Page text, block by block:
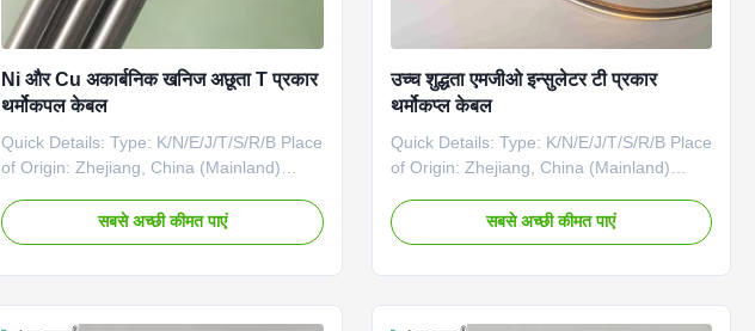
Ni और Cu अकार्बनिक खनिज अछूता T प्रकार
थर्मोकपल केबल
Quick Details: Type: K/N/E/J/T/S/R/B Place
of Origin: Zhejiang, China (Mainland)
Core number: 2,3,4,6 Inorganic mineral
insulating lead material: Ni, Cu Insulator:
सबसे अच्छी कीमत पाएं
उच्च शुद्धता एमजीओ इन्सुलेटर टी प्रकार
थर्मोकप्ल केबल
Quick Details: Type: K/N/E/J/T/S/R/B Place
of Origin: Zhejiang, China (Mainland)
Core number: 2,3,4,6 Inorganic mineral
insulating lead material: Ni, Cu Insulator:
सबसे अच्छी कीमत पाएं